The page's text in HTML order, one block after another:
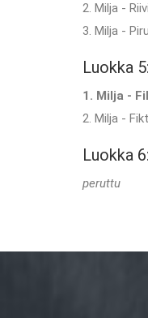
2. Milja -
3. Milja -
Luokka
1. Milja -
2. Milja -
Luokka
peruttu